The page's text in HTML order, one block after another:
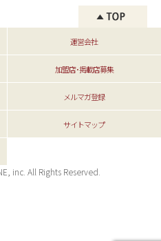
運営会社
加盟店･掲載店募集
メルマガ登録
サイトマップ
inc. All Rights Reserved.